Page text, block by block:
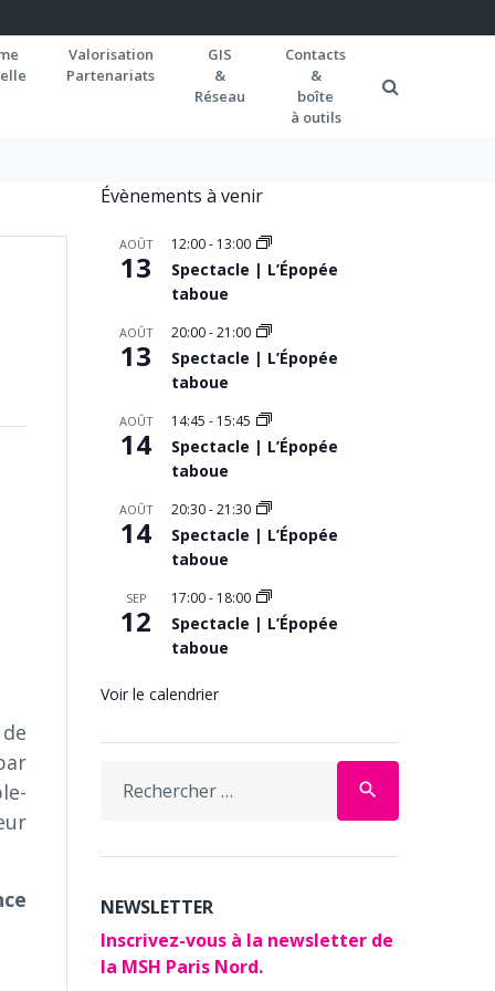
Valorisation
Partenariats
GIS
&
Réseau
Contacts
&
boîte
à outils
Évènements à venir
AOÛT
13
12:00- 13:00
Spectacle | L’Épopée
taboue
AOÛT
13
20:00-21:00
Spectacle | L’Épopée
taboue
AOÛT
14
14:45 - 15:45
Spectacle | L’Épopée
taboue
AOÛT
14
20:30-21:30
Spectacle | L’Épopée
taboue
SEP
12
17:00- 18:00
Spectacle | L’Épopée
taboue
Voir le calendrier
for:
search
NEWSLETTER
Inscrivez-vous à la newsletter de
la MSH Paris Nord.